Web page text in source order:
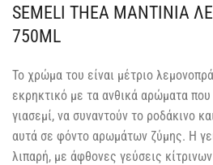
SEMELI THEA MANTINIA
750ML
Το χρώμα του είναι μέτριο
εκρηκτικό με τα ανθικά αρώματα
γιασεμί, να συναντούν το ροδάκινο
αυτά σε φόντο αρωμάτων ζύμης. Η
λιπαρή, με άφθονες γεύσεις